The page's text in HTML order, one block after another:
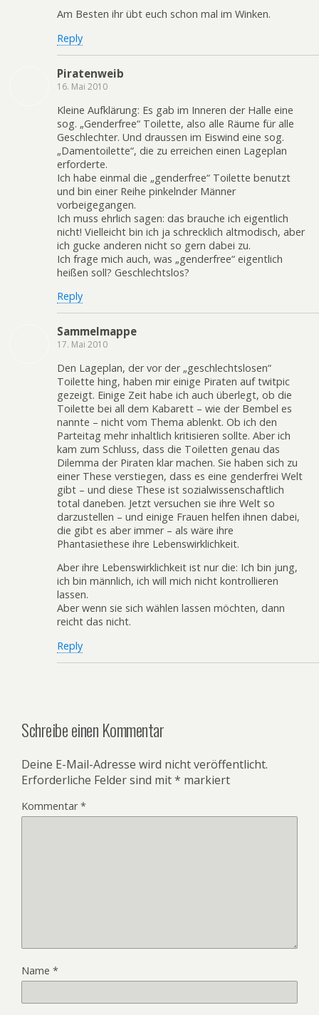
Am Besten ihr übt euch schon mal im Winken.
Reply
Piratenweib
16. Mai 2010
Kleine Aufklärung: Es gab im Inneren der Halle eine
sog. „Genderfree“ Toilette, also alle Räume für alle
Geschlechter. Und draussen im Eiswind eine sog.
„Damentoilette“, die zu erreichen einen Lageplan
erforderte.
Ich habe einmal die „genderfree“ Toilette benutzt
und bin einer Reihe pinkelnder Männer
vorbeigegangen.
Ich muss ehrlich sagen: das brauche ich eigentlich
nicht! Vielleicht bin ich ja schrecklich altmodisch, aber
ich gucke anderen nicht so gern dabei zu.
Ich frage mich auch, was „genderfree“ eigentlich
heißen soll? Geschlechtslos?
Reply
Sammelmappe
17. Mai 2010
Den Lageplan, der vor der „geschlechtslosen“
Toilette hing, haben mir einige Piraten auf twitpic
gezeigt. Einige Zeit habe ich auch überlegt, ob die
Toilette bei all dem Kabarett – wie der Bembel es
nannte – nicht vom Thema ablenkt. Ob ich den
Parteitag mehr inhaltlich kritisieren sollte. Aber ich
kam zum Schluss, dass die Toiletten genau das
Dilemma der Piraten klar machen. Sie haben sich zu
einer These verstiegen, dass es eine genderfrei Welt
gibt – und diese These ist sozialwissenschaftlich
total daneben. Jetzt versuchen sie ihre Welt so
darzustellen – und einige Frauen helfen ihnen dabei,
die gibt es aber immer – als wäre ihre
Phantasiethese ihre Lebenswirklichkeit.
Aber ihre Lebenswirklichkeit ist nur die: Ich bin jung,
ich bin männlich, ich will mich nicht kontrollieren
lassen.
Aber wenn sie sich wählen lassen möchten, dann
reicht das nicht.
Reply
Schreibe einen Kommentar
Deine E-Mail-Adresse wird nicht veröffentlicht.
Erforderliche Felder sind mit* markiert
Kommentar*
Name *